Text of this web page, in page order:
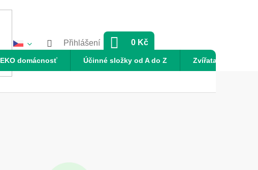
Přihlášení
NÁKUPNÍ
0 Kč
EKO domácnosť Účinné složky od A do Z Zvířata